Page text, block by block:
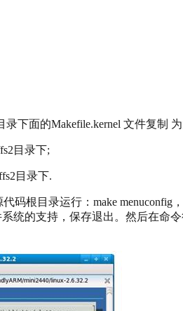
下面的Makefile.kernel 文件复制 为
目录下;
目录下.
根目录运行：make menuconfig
统的支持，保存退出。然后在命